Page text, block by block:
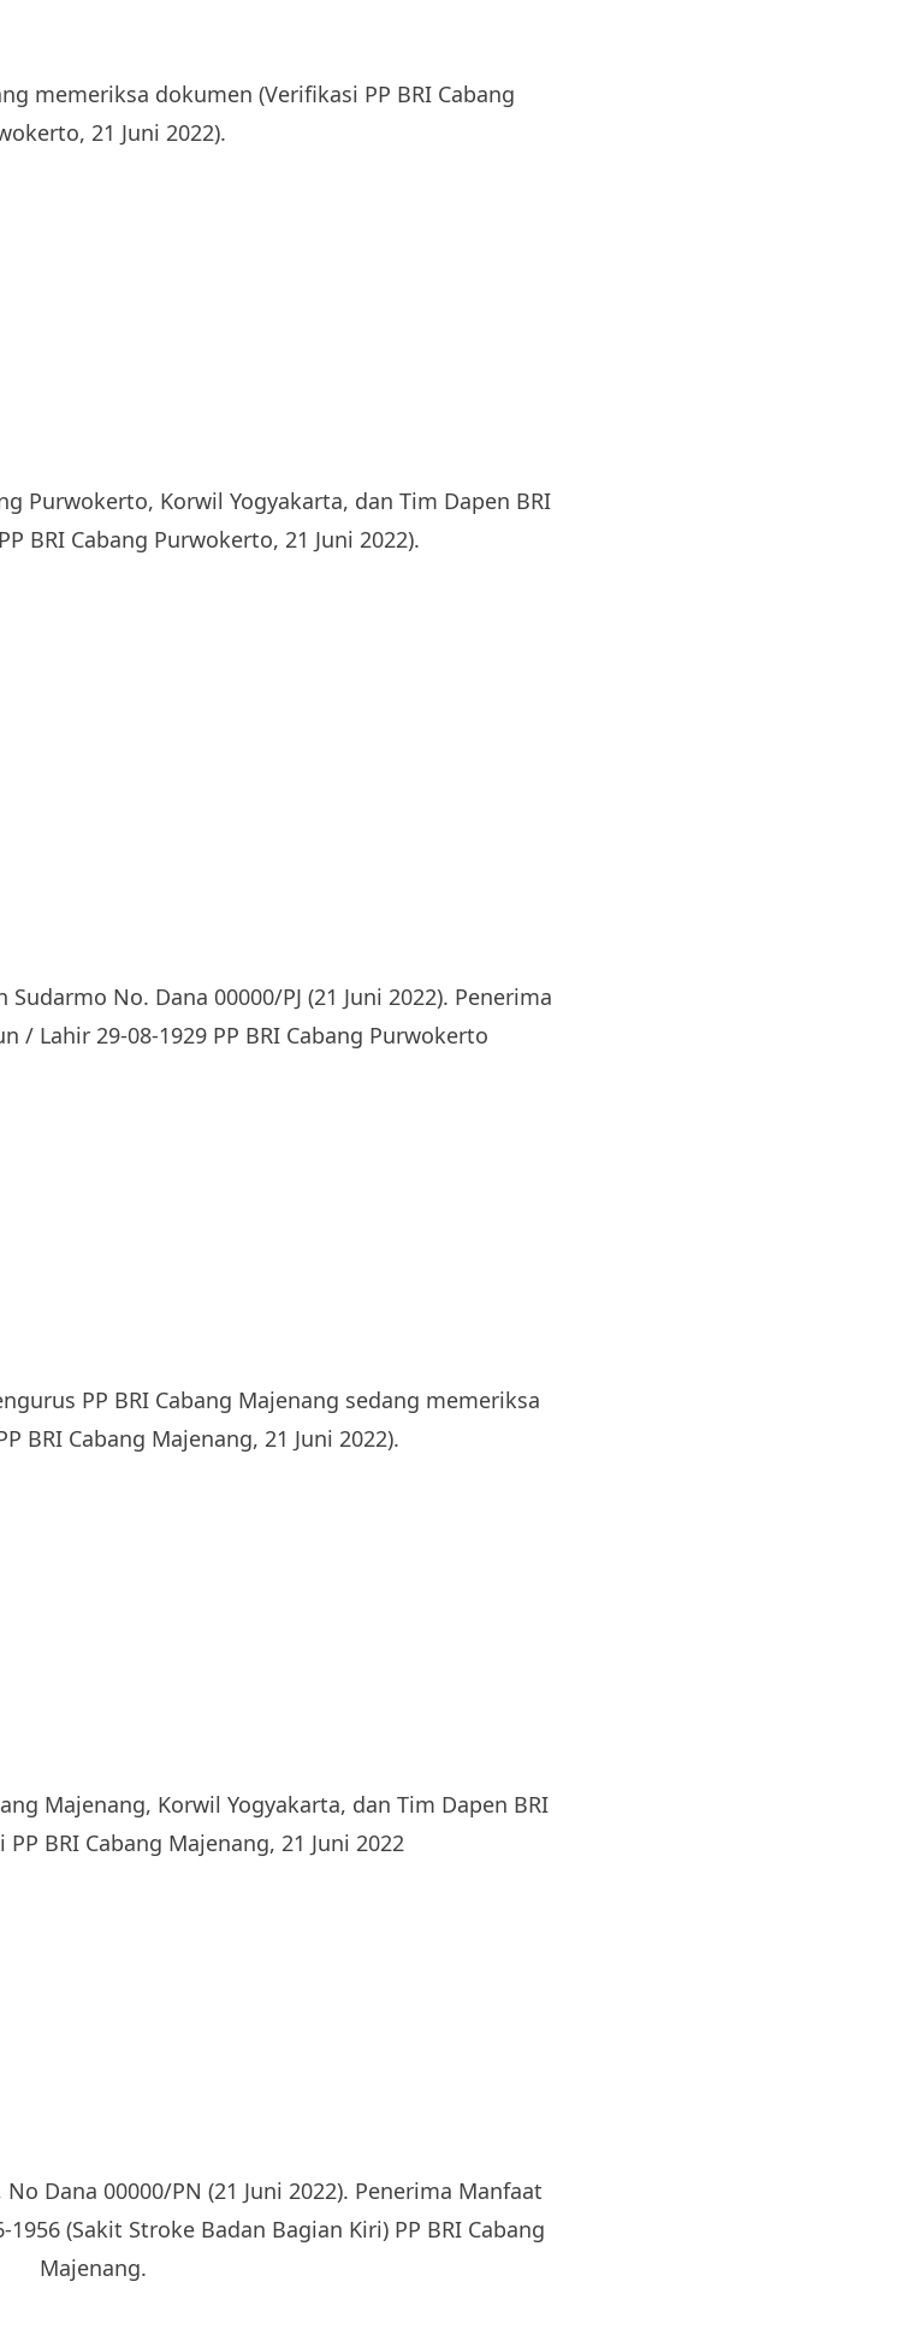
memeriksa dokumen (Verifikasi PP BRI Cabang
21 Juni 2022).
Purwokerto, Korwil Yogyakarta, dan Tim Dapen BRI
BRI Cabang Purwokerto, 21 Juni 2022).
No. Dana 00000/PJ (21 Juni 2022). Penerima
/ Lahir 29-08-1929 PP BRI Cabang Purwokerto
PP BRI Cabang Majenang sedang memeriksa
BRI Cabang Majenang, 21 Juni 2022).
Majenang, Korwil Yogyakarta, dan Tim Dapen BRI
BRI Cabang Majenang, 21 Juni 2022
Dana 00000/PN (21 Juni 2022). Penerima Manfaat
(Sakit Stroke Badan Bagian Kiri) PP BRI Cabang
Majenang.